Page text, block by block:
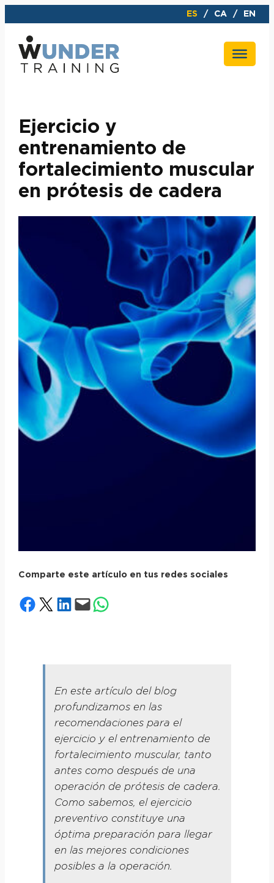
al
contenido
ES CA EN
Ejercicio y
entrenamiento de
fortalecimiento muscular
en prótesis de cadera
Comparte este artículo en tus redes sociales
Compartir en Facebook
Compartir en X Compartir en LinkedIn
Envía esta página por correo electrónico
Compartir en WhatsApp
En este artículo del blog
profundizamos en las
recomendaciones para el
ejercicio y el entrenamiento de
fortalecimiento muscular, tanto
antes como después de una
operación de prótesis de cadera.
Como sabemos, el ejercicio
preventivo constituye una
óptima preparación para llegar
en las mejores condiciones
posibles a la operación.